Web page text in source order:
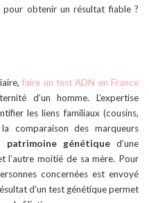
pour obtenir un résultat fiable ?
faire un test ADN en France
d’un homme. L’expertise
les liens familiaux (cousins,
comparaison des marqueurs
patrimoine génétiqued’une
l’autre moitié de sa mère. Pour
concernées est envoyé
d’un test génétique permet